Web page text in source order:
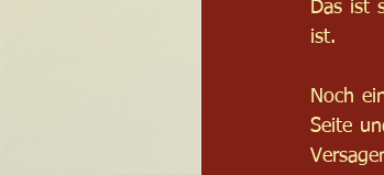
Das ist
ist.
Noch
Seite